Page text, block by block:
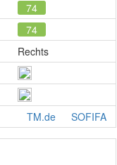
74
74
Rechts
TM.de SOFIFA